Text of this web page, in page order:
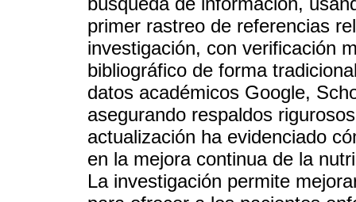
primer rastreo de referencias
investigación, con verificación
bibliográfico de forma
datos académicos Google,
asegurando respaldos
actualización ha evidenciado
en la mejora continua de la
La investigación permite